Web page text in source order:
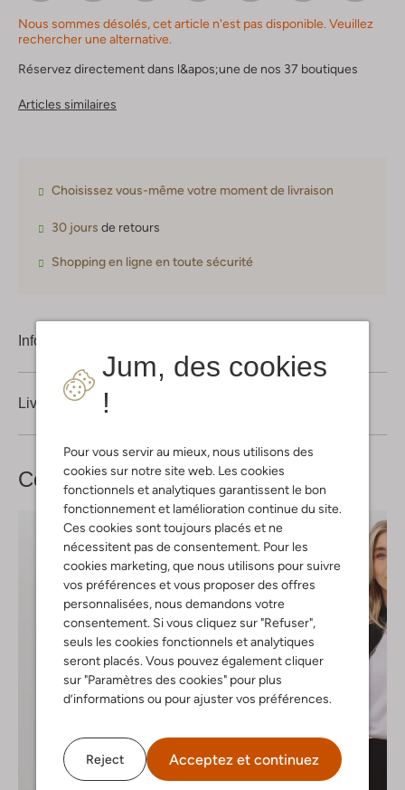
Jum, des cookies
!
Pour vous servir au mieux, nous utilisons des
cookies sur notre site web. Les cookies
fonctionnels et analytiques garantissent le bon
fonctionnement et lamélioration continue du site.
Ces cookies sont toujours placés et ne
nécessitent pas de consentement. Pour les
cookies marketing, que nous utilisons pour suivre
vos préférences et vous proposer des offres
personnalisées, nous demandons votre
consentement. Si vous cliquez sur "Refuser",
seuls les cookies fonctionnels et analytiques
seront placés. Vous pouvez également cliquer
sur "Paramètres des cookies" pour plus
d’informations ou pour ajuster vos préférences.
Reject Acceptez et continuez
Nous sommes désolés, cet article n'est pas disponible. Veuillez
rechercher une alternative.
Réservez directement dans l&apos;une de nos 37 boutiques
Articles similaires
Choisissez vous-même votre moment de livraison
30 jours de retours
Shopping en ligne en toute sécurité
Information produit
Livraison & retours
Complétez votrelook